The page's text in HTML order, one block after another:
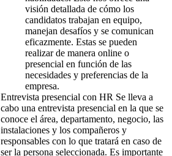
visión detallada de cómo los
candidatos trabajan en equipo,
manejan desafíos y se comunican
eficazmente. Estas se pueden
realizar de manera online o
presencial en función de las
necesidades y preferencias de la
empresa.
Entrevista presencial con HR Se lleva a
cabo una entrevista presencial en la que se
conoce el área, departamento, negocio, las
instalaciones y los compañeros y
responsables con lo que tratará en caso de
ser la persona seleccionada. Es importante